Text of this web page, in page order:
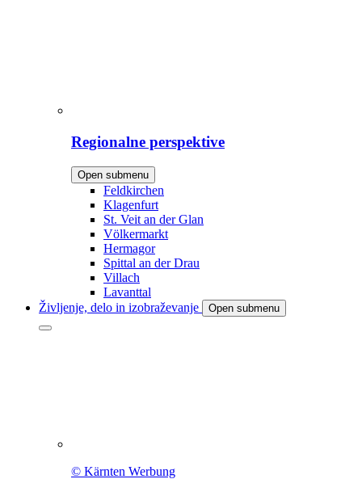
Regionalne perspektive
Open submenu
Feldkirchen
Klagenfurt
St. Veit an der Glan
Völkermarkt
Hermagor
Spittal an der Drau
Villach
Lavanttal
Življenje, delo in izobraževanje
Open submenu
© Kärnten Werbung